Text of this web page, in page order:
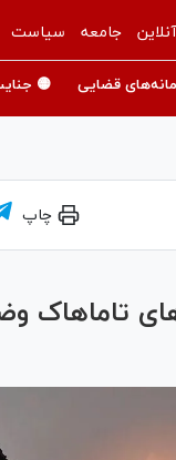
جامعه سیاست
قضایی 🟡
چاپ
تاماهاک